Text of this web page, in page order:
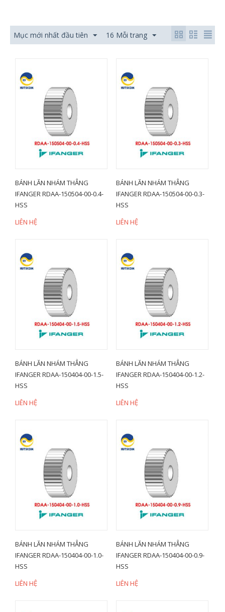
Mục mới nhất đầu tiên 16 Mỗi trang
BÁNH LĂN NHÁM THẲNG
IFANGER RDAA-150504-00-0.4-
HSS
LIÊN HỆ
BÁNH LĂN NHÁM THẲNG
IFANGER RDAA-150504-00-0.3-
HSS
LIÊN HỆ
BÁNH LĂN NHÁM THẲNG
IFANGER RDAA-150404-00-1.5-
HSS
LIÊN HỆ
BÁNH LĂN NHÁM THẲNG
IFANGER RDAA-150404-00-1.2-
HSS
LIÊN HỆ
BÁNH LĂN NHÁM THẲNG
IFANGER RDAA-150404-00-1.0-
HSS
LIÊN HỆ
BÁNH LĂN NHÁM THẲNG
IFANGER RDAA-150404-00-0.9-
HSS
LIÊN HỆ